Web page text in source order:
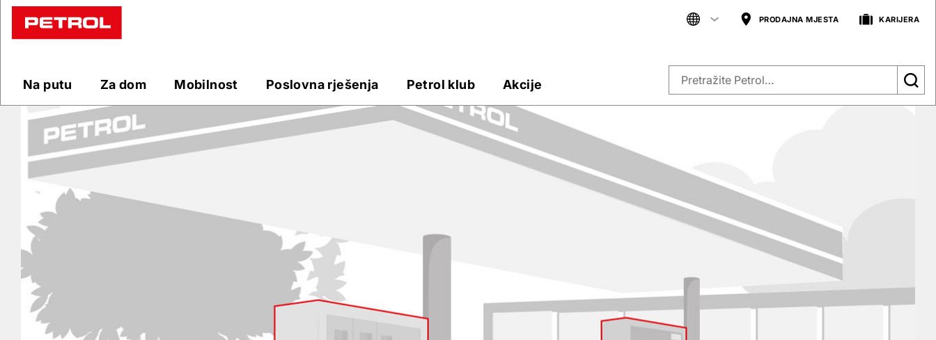
Prodajna
mjesta
Na putu Za dom Mobilnost Poslovna rješenja Petrol klub Akcije
PRODAJNA MJESTA KARIJERA